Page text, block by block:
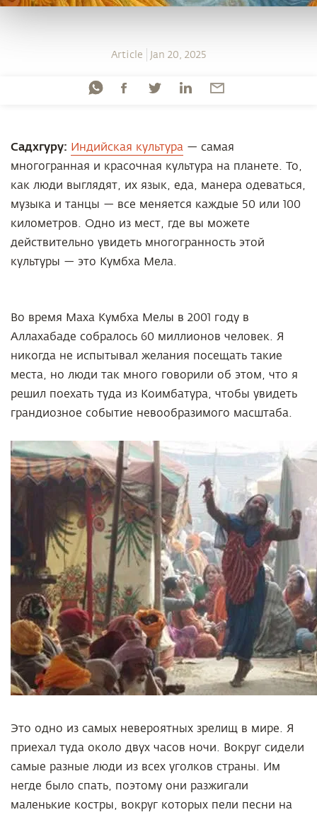
Article Jan 20, 2025
Садхгуру: Индийская культура — самая
многогранная и красочная культура на планете. То,
как люди выглядят, их язык, еда, манера одеваться,
музыка и танцы — все меняется каждые 50 или 100
километров. Одно из мест, где вы можете
действительно увидеть многогранность этой
культуры — это Кумбха Мела.
Во время Маха Кумбха Мелы в 2001 году в
Аллахабаде собралось 60 миллионов человек. Я
никогда не испытывал желания посещать такие
места, но люди так много говорили об этом, что я
решил поехать туда из Коимбатура, чтобы увидеть
грандиозное событие невообразимого масштаба.
Это одно из самых невероятных зрелищ в мире. Я
приехал туда около двух часов ночи. Вокруг сидели
самые разные люди из всех уголков страны. Им
негде было спать, поэтому они разжигали
маленькие костры, вокруг которых пели песни на